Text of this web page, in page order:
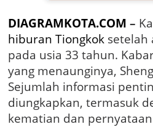
h
u
DIAGRAMKOTA.COM –
hiburan Tiongkoksetelah
pada usia 33 tahun.
yang menaunginya,
Sejumlah informasi
diungkapkan, termasuk
kematian dan